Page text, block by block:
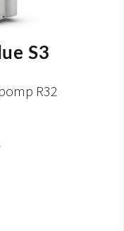
S3
R32